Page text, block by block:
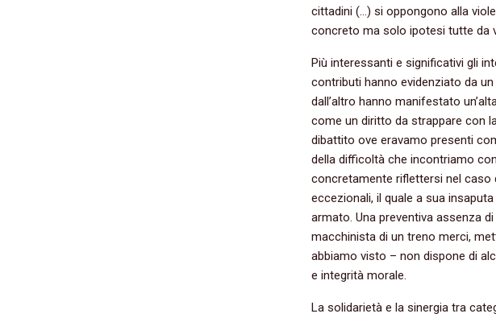
cittadini (…) si oppongono alla
concreto ma solo ipotesi tutte da
Più interessanti e significativi gli
contributi hanno evidenziato da
dall’altro hanno manifestato
come un diritto da strappare con
dibattito ove eravamo presenti
della difficoltà che incontriamo
concretamente riflettersi nel
eccezionali, il quale a sua
armato. Una preventiva assenza
macchinista di un treno merci,
abbiamo visto – non dispone di
e integrità morale.
La solidarietà e la sinergia tra